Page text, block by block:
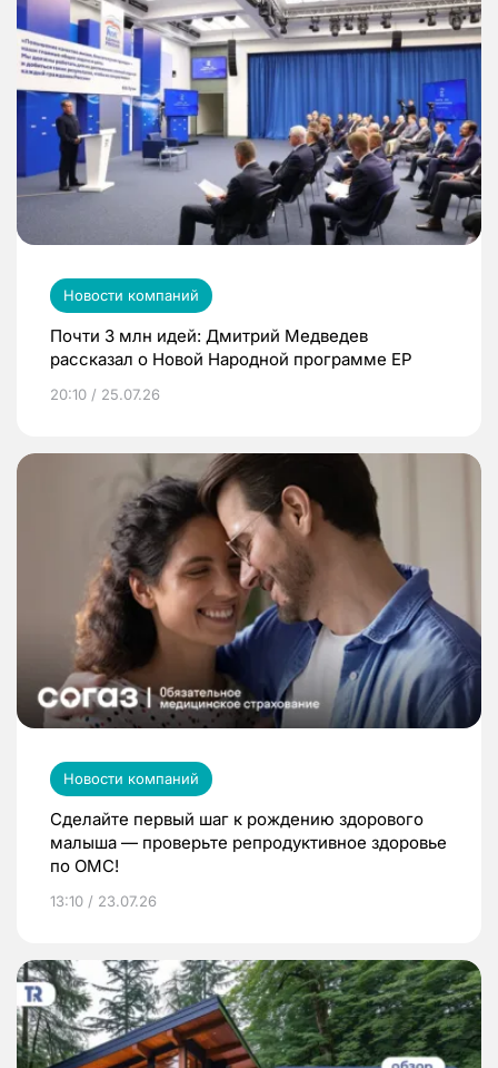
Новости компаний
Почти 3 млн идей: Дмитрий Медведев
рассказал о Новой Народной программе ЕР
20:10 / 25.07.26
Новости компаний
Сделайте первый шаг к рождению здорового
малыша — проверьте репродуктивное здоровье
по ОМС!
13:10 / 23.07.26